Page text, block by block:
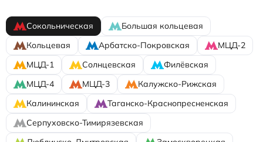
Сокольническая
Большая кольцевая
Кольцевая
Арбатско-Покровская
МЦД-2
МЦД-1
Солнцевская
Филёвская
МЦД-4
МЦД-3
Калужско-Рижская
Калининская
Таганско-Краснопресненская
Серпуховско-Тимирязевская